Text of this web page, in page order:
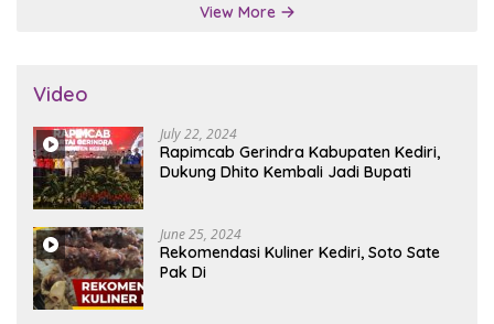
View More
Video
July 22, 2024
Rapimcab Gerindra Kabupaten Kediri,
Dukung Dhito Kembali Jadi Bupati
June 25, 2024
Rekomendasi Kuliner Kediri, Soto Sate
Pak Di